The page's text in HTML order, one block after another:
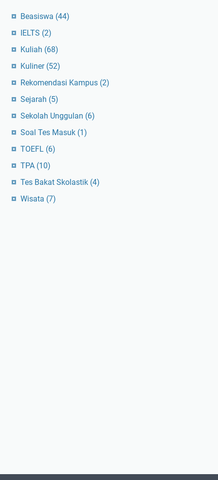
Beasiswa (44)
IELTS (2)
Kuliah (68)
Kuliner (52)
Rekomendasi Kampus (2)
Sejarah (5)
Sekolah Unggulan (6)
Soal Tes Masuk (1)
TOEFL (6)
TPA (10)
Tes Bakat Skolastik (4)
Wisata (7)